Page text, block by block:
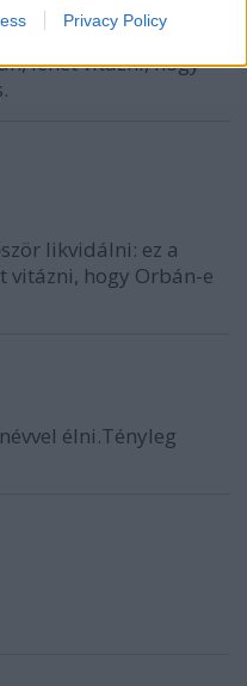
Privacy Policy
ez a
lehet vitázni, hogy
likvidálni: ez a
vitázni, hogy Orbán-e
élni.Tényleg